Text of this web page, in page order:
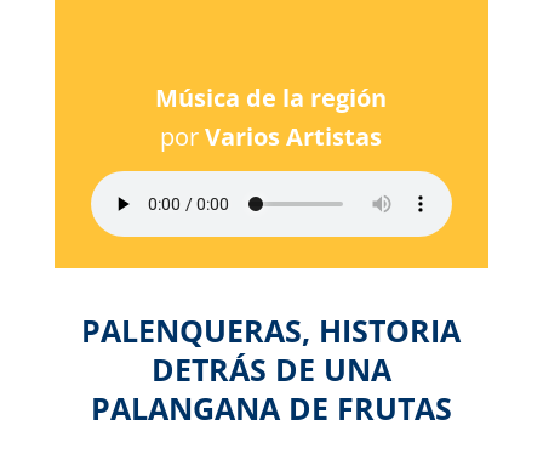
Música de la región
porVarios Artistas
PALENQUERAS, HISTORIA
DETRÁS DE UNA
PALANGANA DE FRUTAS